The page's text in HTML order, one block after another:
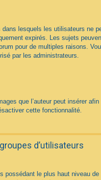
lesquels les utilisateurs ne
expirés. Les sujets
pour de multiples raisons.
par les administrateurs.
que l’auteur peut insérer
cette fonctionnalité.
d’utilisateurs
possédant le plus haut niveau